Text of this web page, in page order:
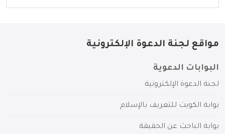
مواقع لجنة الدعوة الإلكترونية
البوابات الدعوية
لجنة الدعوة الإلكترونية
بوابة الكويت للتعريف بالإسلام
بوابة الباحث عن الحقيقة